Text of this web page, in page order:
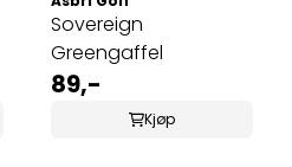
Sovereign
Greengaffel
89,-
Kjøp